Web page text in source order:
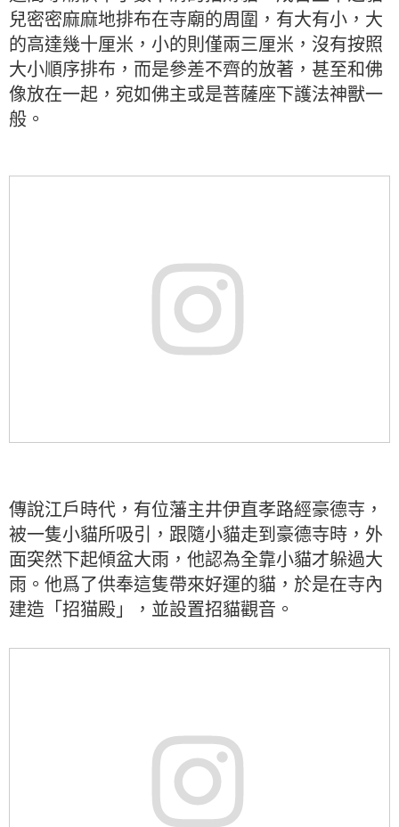
兒密密麻麻地排布在寺廟的周圍，有大有小，大
的高達幾十厘米，小的則僅兩三厘米，沒有按照
大小順序排布，而是參差不齊的放著，甚至和佛
像放在一起，宛如佛主或是菩薩座下護法神獸一
般。
傳說江戶時代，有位藩主井伊直孝路經豪德寺，
被一隻小貓所吸引，跟隨小貓走到豪德寺時，外
面突然下起傾盆大雨，他認為全靠小貓才躲過大
雨。他爲了供奉這隻帶來好運的貓，於是在寺內
建造「招猫殿」，並設置招貓觀音。